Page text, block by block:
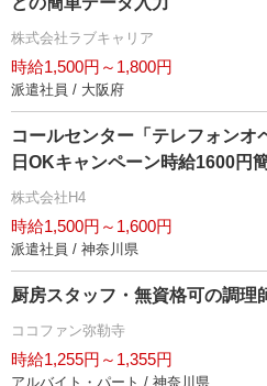
株式会社ラブキャリア
時給1,500円～1,800円
派遣社員 / 大阪府
コールセンター「テレフォンオ
日OKキャンペーン時給1600円
株式会社H4
時給1,500円～1,600円
派遣社員 / 神奈川県
厨房スタッフ・無資格可の調理
ココファン弥勒寺
時給1,255円～1,355円
アルバイト・パート / 神奈川県